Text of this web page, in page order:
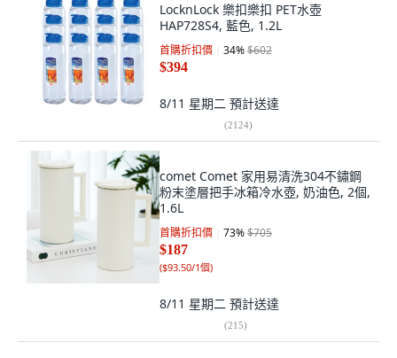
LocknLock 樂扣樂扣 PET水壺
HAP728S4, 藍色, 1.2L
首購折扣價 34%$602
$394
8/11 星期二 預計送達
(2124)
comet Comet 家用易清洗304不鏽鋼
粉末塗層把手冰箱冷水壺, 奶油色, 2個,
1.6L
首購折扣價 73%$705
$187
($93.50/1個)
8/11 星期二 預計送達
(215)